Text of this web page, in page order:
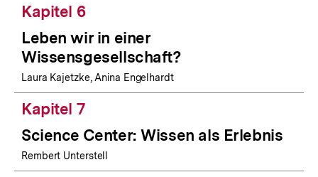
Kapitel 6
Leben wir in einer
Wissensgesellschaft?
Laura Kajetzke, Anina Engelhardt
Kapitel 7
Science Center: Wissen als Erlebnis
Rembert Unterstell